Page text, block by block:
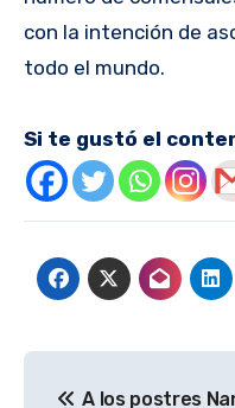
con la intención de
todo el mundo.
Si te gustó el
A los postres